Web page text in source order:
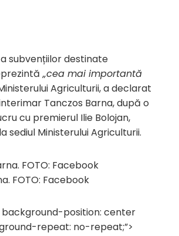
subvențiilor destinate
„cea mai importantă
Agriculturii, a declarat
Tanczos Barna, după o
cu premierul Ilie Bolojan,
sediul Ministerului Agriculturii.
FOTO: Facebook
background-position: center
repeat: no-repeat;”>